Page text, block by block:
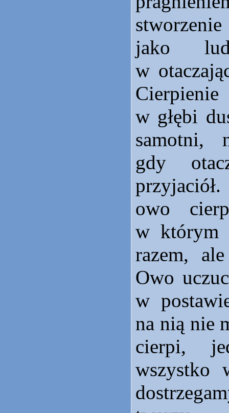
jako
w
w głębi
samotni,
gdy
owo
w którym
razem,
Owo
w
na nią nie
cierpi,
wszystko